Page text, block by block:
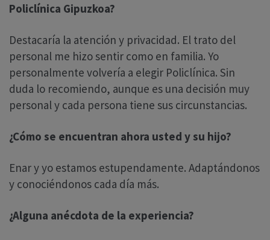
Policlínica Gipuzkoa?
Destacaría la atención y privacidad. El trato del
personal me hizo sentir como en familia. Yo
personalmente volvería a elegir Policlínica. Sin
duda lo recomiendo, aunque es una decisión muy
personal y cada persona tiene sus circunstancias.
¿Cómo se encuentran ahora usted y su hijo?
Enar y yo estamos estupendamente. Adaptándonos
y conociéndonos cada día más.
¿Alguna anécdota de la experiencia?